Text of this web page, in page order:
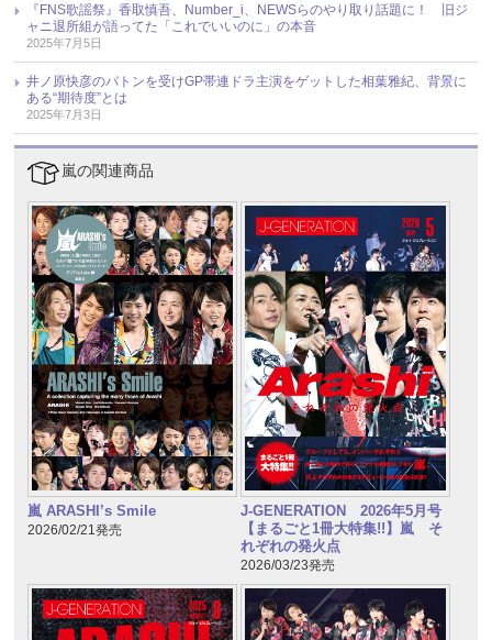
『FNS歌謡祭』香取慎吾、Number_i、NEWSらのやり取り話題に！ 旧ジ
ャニ退所組が語ってた「これでいいのに」の本音
2025年7月5日
井ノ原快彦のバトンを受けGP帯連ドラ主演をゲットした相葉雅紀、背景に
ある“期待度”とは
2025年7月3日
嵐の関連商品
嵐 ARASHI’s Smile
2026/02/21発売
J-GENERATION 2026年5月号
【まるごと1冊大特集!!】嵐 そ
れぞれの発火点
2026/03/23発売